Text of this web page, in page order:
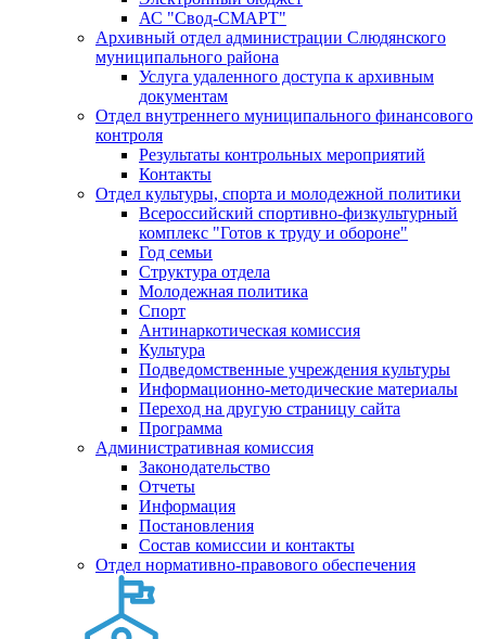
АС "Свод-СМАРТ"
Архивный отдел администрации Слюдянского
муниципального района
Услуга удаленного доступа к архивным
документам
Отдел внутреннего муниципального финансового
контроля
Результаты контрольных мероприятий
Контакты
Отдел культуры, спорта и молодежной политики
Всероссийский спортивно-физкультурный
комплекс "Готов к труду и обороне"
Год семьи
Структура отдела
Молодежная политика
Спорт
Антинаркотическая комиссия
Культура
Подведомственные учреждения культуры
Информационно-методические материалы
Переход на другую страницу сайта
Программа
Административная комиссия
Законодательство
Отчеты
Информация
Постановления
Состав комиссии и контакты
Отдел нормативно-правового обеспечения